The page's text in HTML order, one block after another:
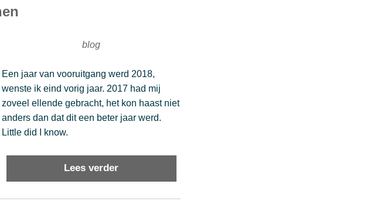
blog
Een jaar van vooruitgang werd 2018,
wenste ik eind vorig jaar. 2017 had mij
zoveel ellende gebracht, het kon haast niet
anders dan dat dit een beter jaar werd.
Little did I know.
Lees verder